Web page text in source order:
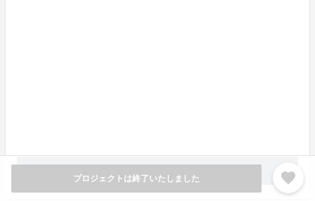
プロジェクトは終了いたしました favorite
ます